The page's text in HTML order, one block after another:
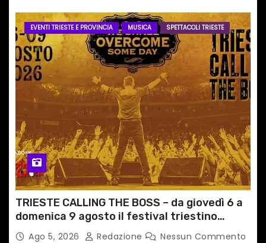
EVENTI TRIESTE E PROVINCIA MUSICA SPETTACOLI TRIESTE
TRIESTE CALLING THE BOSS – da giovedì 6 a
domenica 9 agosto il festival triestino
dedicato a Springsteen
Ago 5, 2026 Redazione Nessun Commento